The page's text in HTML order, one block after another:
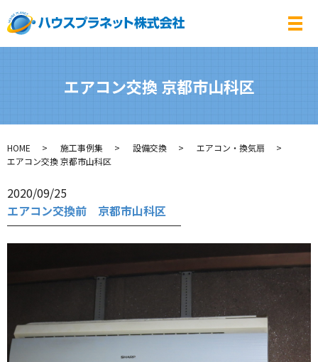
メ
エアコン交換 京都市山科区
HOME 施工事例集 設備交換
エアコン・換気扇
エアコン交換 京都市山科区
2020/09/25
エアコン交換前 京都市山科区